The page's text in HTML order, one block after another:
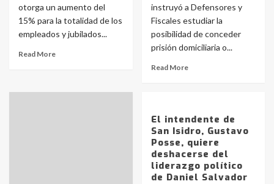
otorga un aumento del
15% para la totalidad de los
empleados y jubilados...
Read More
instruyó a Defensores y
Fiscales estudiar la
posibilidad de conceder
prisión domiciliaria o...
Read More
El intendente de
San Isidro, Gustavo
Posse, quiere
deshacerse del
liderazgo político
de Daniel Salvador